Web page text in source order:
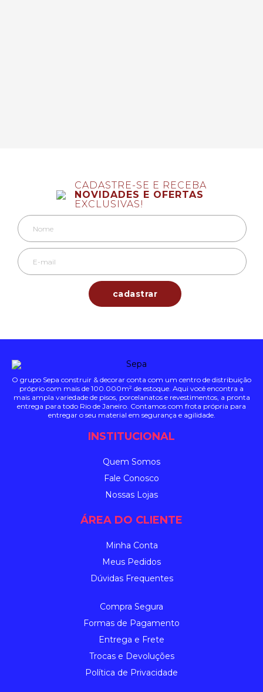
CADASTRE-SE E RECEBA
NOVIDADES E OFERTAS
EXCLUSIVAS!
O grupo Sepa construir & decorar conta com um centro de distribuição
próprio com mais de 100.000m² de estoque. Aqui você encontra a
mais ampla variedade de pisos, porcelanatos e revestimentos, a pronta
entrega para todo Rio de Janeiro. Contamos com frota própria para
entregar o seu material em segurança e agilidade.
INSTITUCIONAL
Quem Somos
Fale Conosco
Nossas Lojas
ÁREA DO CLIENTE
Minha Conta
Meus Pedidos
Dúvidas Frequentes
Compra Segura
Formas de Pagamento
Entrega e Frete
Trocas e Devoluções
Política de Privacidade